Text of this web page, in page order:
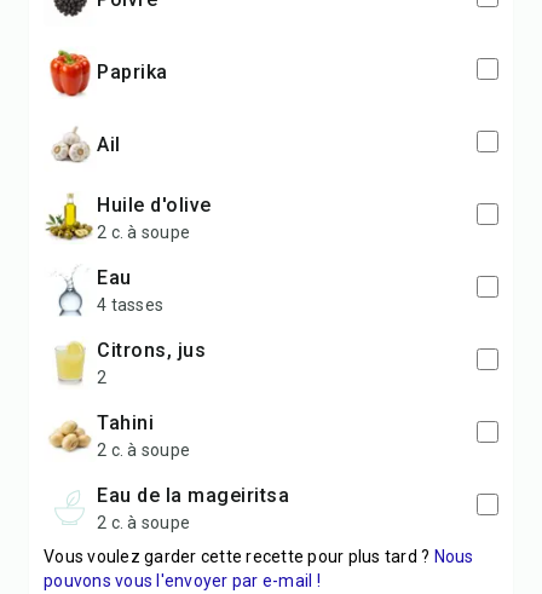
paprika
ail
huile d'olive
2 c. à soupe
eau
4 tasses
citrons, jus
2
tahini
2 c. à soupe
eau de la mageiritsa
2 c. à soupe
Vous voulez garder cette recette pour plus tard ? Nous
pouvons vous l'envoyer par e-mail !